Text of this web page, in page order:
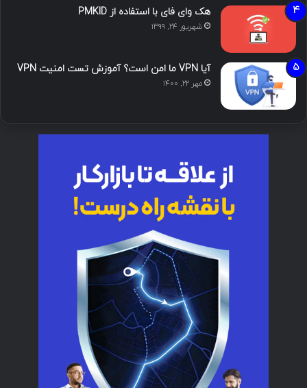
هک وای فای با استفاده از PMKID
شهریور ۲۴, ۱۳۹۹
آیا VPN ما امن است؟ آموزش تست امنیت VPN
مهر ۲۲, ۱۴۰۰